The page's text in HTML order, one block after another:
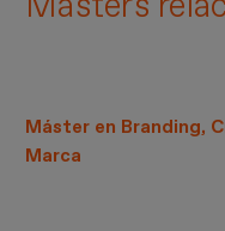
Máster en Branding,
Marca